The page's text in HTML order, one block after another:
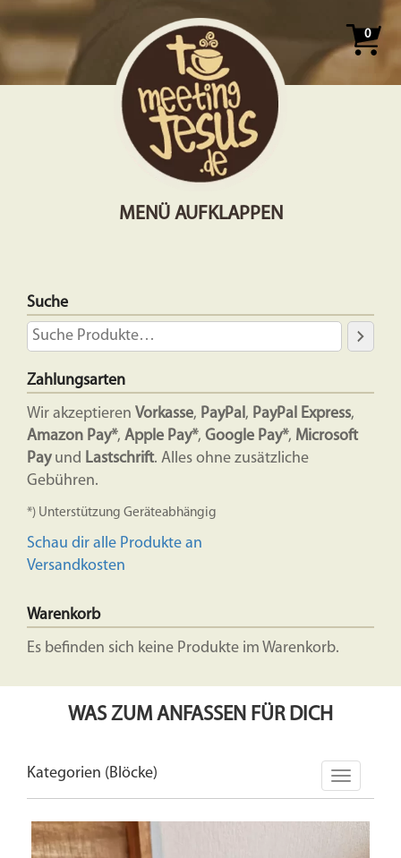
0
MENÜ AUFKLAPPEN
Suche
Zahlungsarten
Wir akzeptieren Vorkasse, PayPal, PayPal Express,
Amazon Pay*, Apple Pay*, Google Pay*, Microsoft
Payund Lastschrift. Alles ohne zusätzliche
Gebühren.
*) Unterstützung Geräteabhängig
Schau dir alle Produkte an
Versandkosten
Warenkorb
Es befinden sich keine Produkte im Warenkorb.
WAS ZUM ANFASSEN FÜR DICH
Kategorien (Blöcke)